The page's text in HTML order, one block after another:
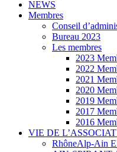
NEWS
Membres
Conseil
Bureau 2023
Les membres
2023
2022
2021
2020
2019
2017
2016
VIE DE
RhôneAlp-Ain